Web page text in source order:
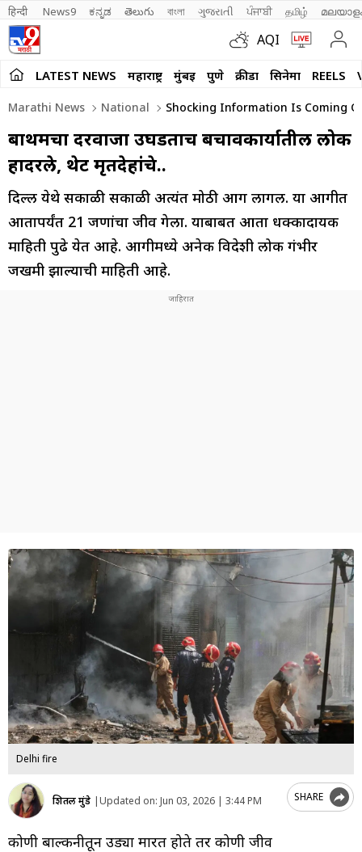
हिन्दी News9 ಕನ್ನಡ తెలుగు বাংলা ગુજરાતી ਪੰਜਾਬੀ தமிழ்
AQI
LATEST NEWS महाराष्ट्र मुंबई पुणे क्रीडा सिनेमा REELS
Marathi News National Shocking Information Is Coming
बाथरूमचा दरवाजा उघडताच बचावकार्यातील लोक
हादरले, थेट मृतदेहांचे..
दिल्ली येथे सकाळी सकाळी अत्यंत मोठी आग लागली. या आगीत
आतापर्यंत 21 जणांचा जीव गेला. याबाबत आता धक्कादायक
माहिती पुढे येत आहे. आगीमध्ये अनेक विदेशी लोक गंभीर
जखमी झाल्याची माहिती आहे.
Delhi fire
शितल मुंडे |Updated on: Jun 03, 2026 | 3:44 PM SHARE
कोणी बाल्कनीतून उड्या मारत होते तर कोणी जीव